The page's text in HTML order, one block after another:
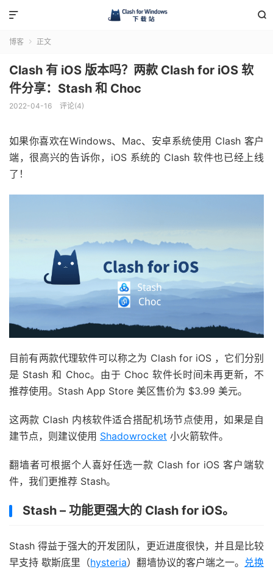


博客  正文
Clash 有 iOS 版本吗？两款 Clash for iOS 软
件分享：Stash 和 Choc
2022-04-16 评论(4)
如果你喜欢在Windows、Mac、安卓系统使用 Clash 客户
端，很高兴的告诉你，iOS 系统的 Clash 软件也已经上线
了！
目前有两款代理软件可以称之为 Clash for iOS ，它们分别
是 Stash 和 Choc。由于 Choc 软件长时间未再更新，不
推荐使用。Stash App Store 美区售价为 $3.99 美元。
这两款 Clash 内核软件适合搭配机场节点使用，如果是自
建节点，则建议使用 Shadowrocket 小火箭软件。
翻墙者可根据个人喜好任选一款 Clash for iOS 客户端软
件，我们更推荐 Stash。
Stash – 功能更强大的 Clash for iOS。
Stash 得益于强大的开发团队，更近进度很快，并且是比较
早支持 歇斯底里（hysteria）翻墙协议的客户端之一。 兑换